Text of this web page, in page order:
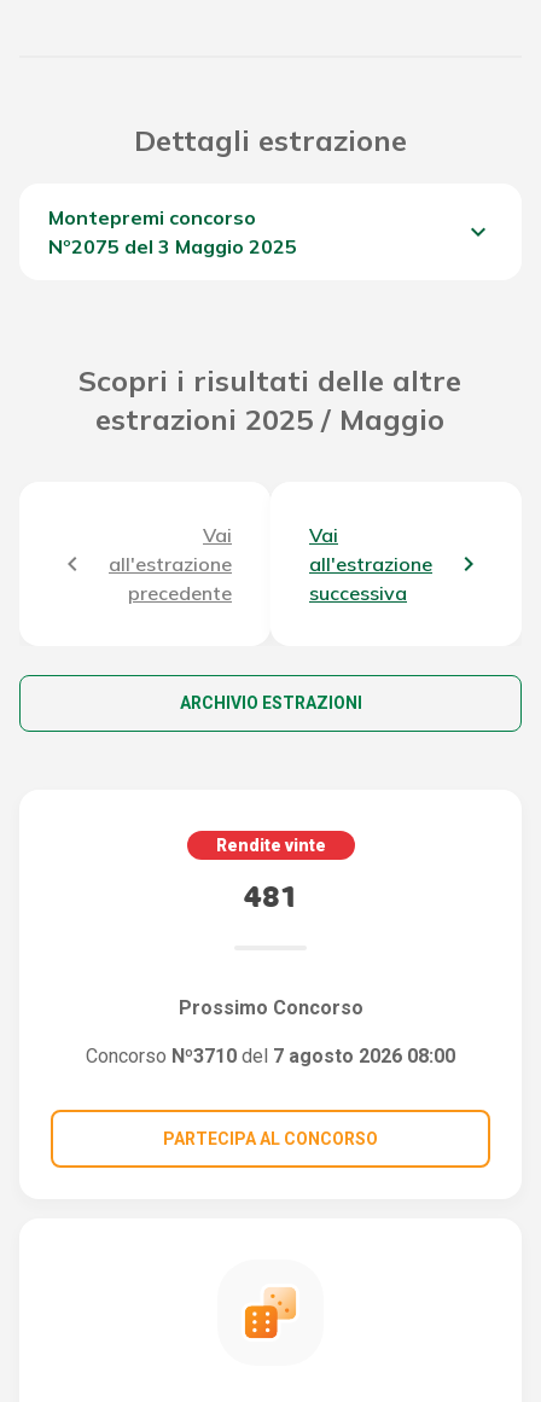
Dettagli estrazione
Montepremi concorso
Nº2075 del 3 Maggio 2025
keyboard_arrow_down
Scopri i risultati delle altre
estrazioni 2025 / Maggio
Vai
all'estrazione
precedente
Vai
all'estrazione
successiva
ARCHIVIO ESTRAZIONI
Rendite vinte
481
Prossimo Concorso
Concorso Nº3710 del 7 agosto 2026 08:00
PARTECIPA AL CONCORSO